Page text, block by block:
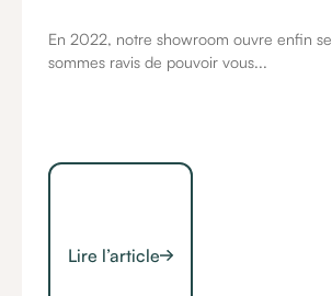
En 2022, notre showroom ouvre enfin
sommes ravis de pouvoir vous...
Lire l’article